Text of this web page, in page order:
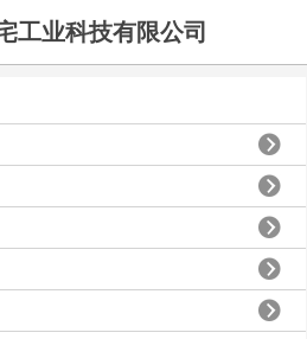
工业科技有限公司